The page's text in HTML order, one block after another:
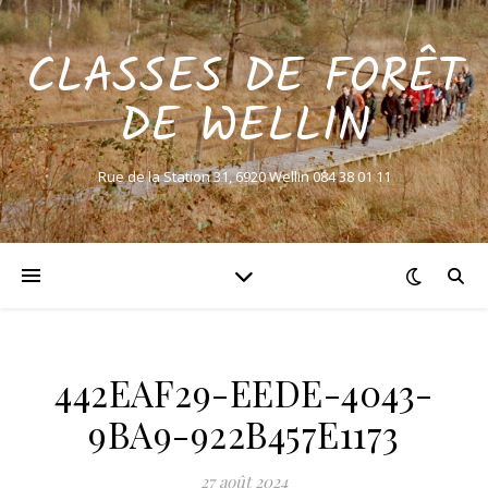
CLASSES DE FORÊT
DE WELLIN
Rue de la Station 31, 6920 Wellin 084 38 01 11
442EAF29-EEDE-4043-
9BA9-922B457E1173
27 août 2024